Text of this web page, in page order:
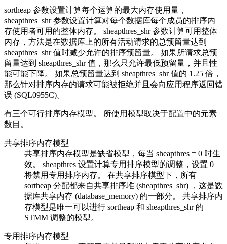
sortheap 参数设置计算每个运算的最大内存使用量，
sheapthres_shr参数设置计算对每个数据库每个成员的排序内
存使用者可用的整体内存。 sheapthres_shr参数计算可用整体
内存，方法是在数据库上的所有活动请求的总预留量达到
sheapthres_shr值时减少允许的排序预留量。 如果所请求总预
留量达到 sheapthres_shr值，那么只允许最低预留量，并且性
能可能下降。 如果总预留量达到 sheapthres_shr值的 1.25 倍，
那么针对排序内存的请求可能被拒绝并且会向应用程序返回错
误 (SQL0955C)。
有三个可行排序内存模型。 所使用模型取决于配置中的元素
数目。
共享排序内存模型
共享排序内存模型是缺省模型，每当 sheapthres = 0 时生
效。 sheapthres 设置计算专用排序模型的调整，设置 0
将禁用专用排序内存。 在共享排序模型下，所有
sortheap 分配都来自共享排序堆 (sheapthres_shr) ，这是数
据库共享内存 (database_memory) 的一部分。 共享排序内
存模型是唯一可以进行 sortheap 和 sheapthres_shr的
STMM 调整的模型。
专用排序内存模型